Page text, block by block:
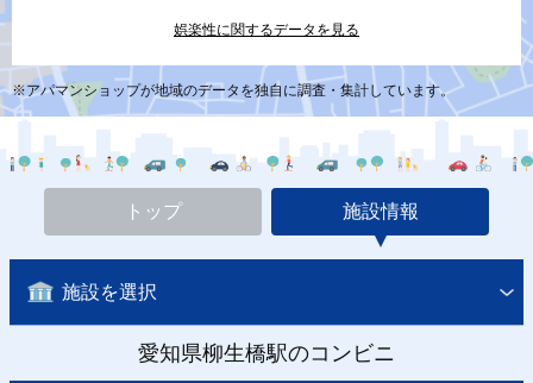
娯楽性に関するデータを見る
※アパマンショップが地域のデータを独自に調査・集計しています。
トップ 施設情報
施設を選択
愛知県柳生橋駅のコンビニ